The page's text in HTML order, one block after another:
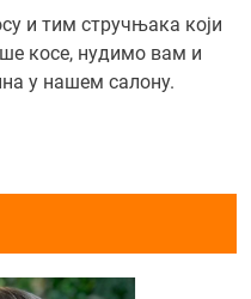
и тим стручњака који
косе, нудимо вам и
у нашем салону.